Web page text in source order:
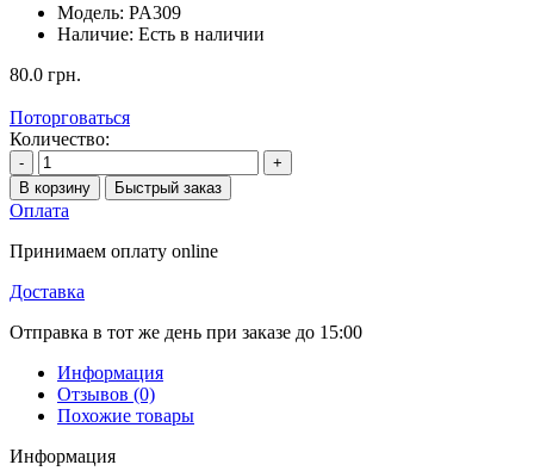
Модель: PA309
Наличие: Есть в наличии
80.0 грн.
Поторговаться
Количество:
-
+
В корзину
Быстрый заказ
Оплата
Принимаем оплату online
Доставка
Отправка в тот же день при заказе до 15:00
Информация
Отзывов (0)
Похожие товары
Информация